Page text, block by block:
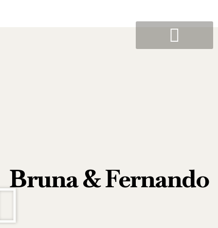
Bruna & Fernando